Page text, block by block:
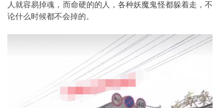
人就容易掉魂，而命硬的的人，各种妖魔鬼怪都躲着走，不
论什么时候都不会掉的。